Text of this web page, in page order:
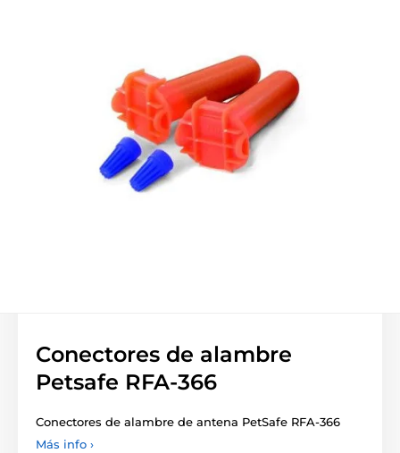
Conectores de alambre
Petsafe RFA-366
Conectores de alambre de antena PetSafe RFA-366
Más info ›